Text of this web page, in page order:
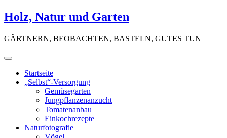
Skip
to
content
Holz, Natur und Garten
GÄRTNERN, BEOBACHTEN, BASTELN, GUTES TUN
Startseite
„Selbst“-Versorgung
Gemüsegarten
Jungpflanzenanzucht
Tomatenanbau
Einkochrezepte
Naturfotografie